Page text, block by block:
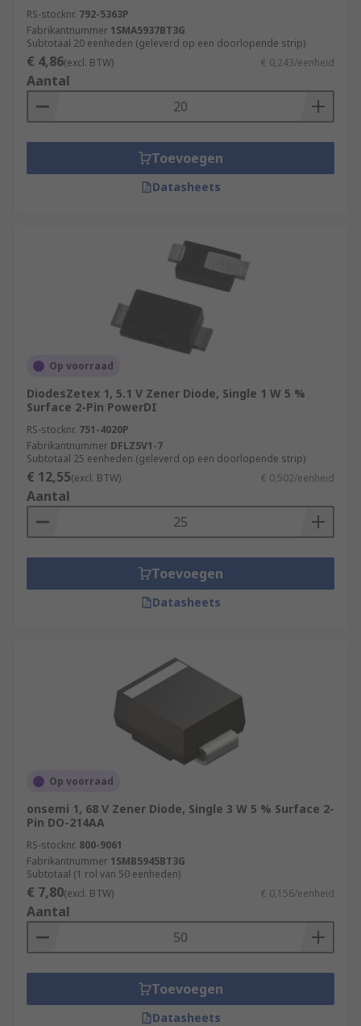
RS-stocknr. 792-5363P
Fabrikantnummer 1SMA5937BT3G
Subtotaal 20 eenheden (geleverd op een doorlopende strip)
€ 4,86(excl. BTW) € 0,243/eenheid
Aantal
Toevoegen
Datasheets
Op voorraad
DiodesZetex 1, 5.1 V Zener Diode, Single 1 W 5 %
Surface 2-Pin PowerDI
RS-stocknr. 751-4020P
Fabrikantnummer DFLZ5V1-7
Subtotaal 25 eenheden (geleverd op een doorlopende strip)
€ 12,55(excl. BTW) € 0,502/eenheid
Aantal
Toevoegen
Datasheets
Op voorraad
onsemi 1, 68 V Zener Diode, Single 3 W 5 % Surface 2-
Pin DO-214AA
RS-stocknr. 800-9061
Fabrikantnummer 1SMB5945BT3G
Subtotaal (1 rol van 50 eenheden)
€ 7,80(excl. BTW) € 0,156/eenheid
Aantal
Toevoegen
Datasheets